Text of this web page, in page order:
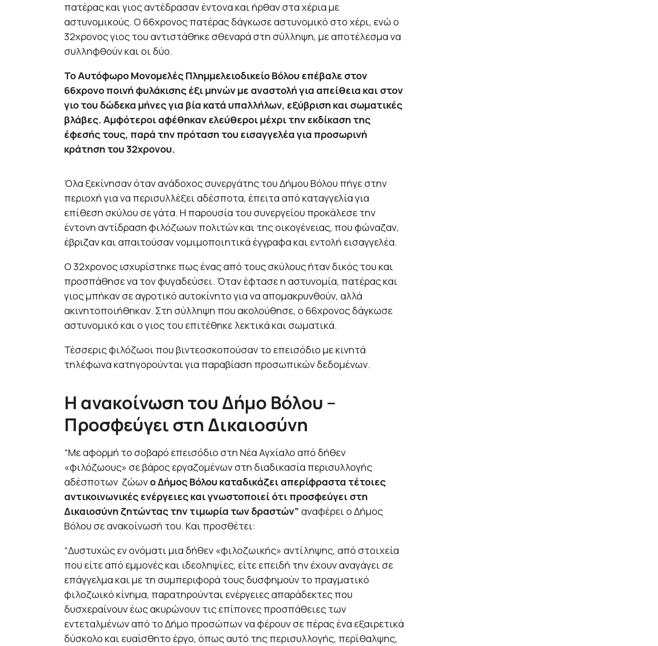
πατέρας και γιος αντέδρασαν έντονα και ήρθαν στα χέρια με
αστυνομικούς. Ο 66χρονος πατέρας δάγκωσε αστυνομικό στο χέρι, ενώ ο
32χρονος γιος του αντιστάθηκε σθεναρά στη σύλληψη, με αποτέλεσμα να
συλληφθούν και οι δύο.
Το Αυτόφωρο Μονομελές Πλημμελειοδικείο Βόλου επέβαλε στον
66χρονο ποινή φυλάκισης έξι μηνών με αναστολή για απείθεια και στον
γιο του δώδεκα μήνες για βία κατά υπαλλήλων, εξύβριση και σωματικές
βλάβες. Αμφότεροι αφέθηκαν ελεύθεροι μέχρι την εκδίκαση της
έφεσής τους, παρά την πρόταση του εισαγγελέα για προσωρινή
κράτηση του 32χρονου.
Όλα ξεκίνησαν όταν ανάδοχος συνεργάτης του Δήμου Βόλου πήγε στην
περιοχή για να περισυλλέξει αδέσποτα, έπειτα από καταγγελία για
επίθεση σκύλου σε γάτα. Η παρουσία του συνεργείου προκάλεσε την
έντονη αντίδραση φιλόζωων πολιτών και της οικογένειας, που φώναζαν,
έβριζαν και απαιτούσαν νομιμοποιητικά έγγραφα και εντολή εισαγγελέα.
Ο 32χρονος ισχυρίστηκε πως ένας από τους σκύλους ήταν δικός του και
προσπάθησε να τον φυγαδεύσει. Όταν έφτασε η αστυνομία, πατέρας και
γιος μπήκαν σε αγροτικό αυτοκίνητο για να απομακρυνθούν, αλλά
ακινητοποιήθηκαν. Στη σύλληψη που ακολούθησε, ο 66χρονος δάγκωσε
αστυνομικό και ο γιος του επιτέθηκε λεκτικά και σωματικά.
Τέσσερις φιλόζωοι που βιντεοσκοπούσαν το επεισόδιο με κινητά
τηλέφωνα κατηγορούνται για παραβίαση προσωπικών δεδομένων.
Η ανακοίνωση του Δήμο Βόλου –
Προσφεύγει στη Δικαιοσύνη
“Με αφορμή το σοβαρό επεισόδιο στη Νέα Αγχίαλο από δήθεν
«φιλόζωους» σε βάρος εργαζομένων στη διαδικασία περισυλλογής
αδέσποτων ζώωνο Δήμος Βόλου καταδικάζει απερίφραστα τέτοιες
αντικοινωνικές ενέργειες και γνωστοποιεί ότι προσφεύγει στη
Δικαιοσύνη ζητώντας την τιμωρία των δραστών” αναφέρει ο Δήμος
Βόλου σε ανακοίνωσή του. Και προσθέτει:
“Δυστυχώς εν ονόματι μια δήθεν «φιλοζωικής» αντίληψης, από στοιχεία
που είτε από εμμονές και ιδεοληψίες, είτε επειδή την έχουν αναγάγει σε
επάγγελμα και με τη συμπεριφορά τους δυσφημούν το πραγματικό
φιλοζωικό κίνημα, παρατηρούνται ενέργειες απαράδεκτες που
δυσχεραίνουν έως ακυρώνουν τις επίπονες προσπάθειες των
εντεταλμένων από το Δήμο προσώπων να φέρουν σε πέρας ένα εξαιρετικά
δύσκολο και ευαίσθητο έργο, όπως αυτό της περισυλλογής, περίθαλψης,